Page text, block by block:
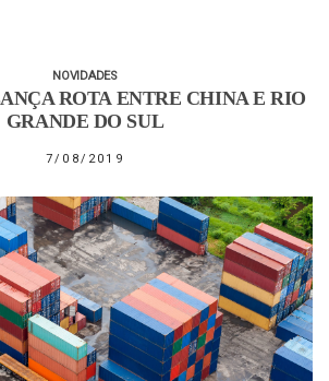
NOVIDADES
ROTA ENTRE CHINA E RIO
GRANDE DO SUL
7/08/2019